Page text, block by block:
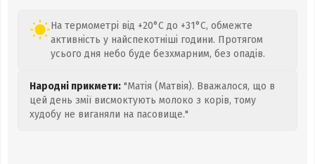
На термометрі від +20°C до +31°C, обмежте
активність у найспекотніші години. Протягом
усього дня небо буде безхмарним, без опадів.
Народні прикмети: "Матія (Матвія). Вважалося, що в
цей день змії висмоктують молоко з корів, тому
худобу не виганяли на пасовище."